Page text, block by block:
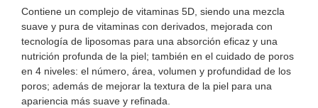
Contiene un complejo de vitaminas 5D, siendo una mezcla
suave y pura de vitaminas con derivados, mejorada con
tecnología de liposomas para una absorción eficaz y una
nutrición profunda de la piel; también en el cuidado de poros
en 4 niveles: el número, área, volumen y profundidad de los
poros; además de mejorar la textura de la piel para una
apariencia más suave y refinada.